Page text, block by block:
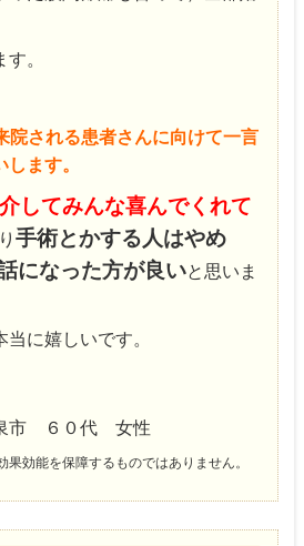
。
院される患者さんに向けて一言
ます。
してみんな喜んでくれて
手術とかする人はやめ
になった方が良いと思いま
に嬉しいです。
市 ６０代 女性
効能を保障するものではありません。